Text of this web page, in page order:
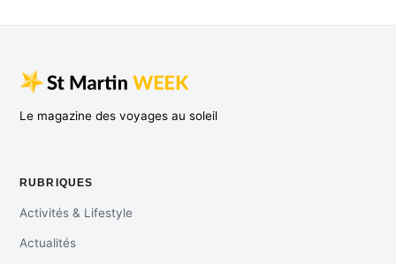
Le magazine des voyages au soleil
RUBRIQUES
Activités & Lifestyle
Actualités